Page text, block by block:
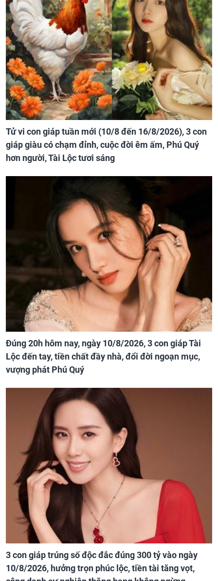
Tử vi con giáp tuần mới (10/8 đến 16/8/2026), 3 con
giáp giàu có chạm đỉnh, cuộc đời êm ấm, Phú Quý
hơn người, Tài Lộc tươi sáng
Đúng 20h hôm nay, ngày 10/8/2026, 3 con giáp Tài
Lộc đến tay, tiền chất đầy nhà, đổi đời ngoạn mục,
vượng phát Phú Quý
3 con giáp trúng số độc đắc đúng 300 tỷ vào ngày
10/8/2026, hưởng trọn phúc lộc, tiền tài tăng vọt,